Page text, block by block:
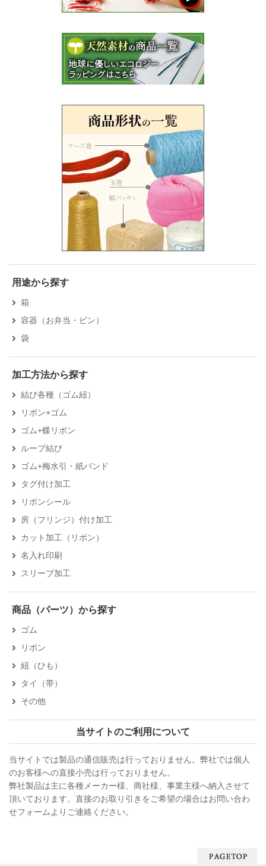
用途から探す
箱
容器（お弁当・ビン）
袋
加工方法から探す
結び各種（ゴム紐）
リボン+ゴム
ゴム+蝶リボン
ループ結び
ゴム+梅水引・紙バンド
タグ付け加工
リボンシール
房（フリンジ）付け加工
カット加工（リボン）
名入れ印刷
スリーブ加工
商品（パーツ）から探す
ゴム
リボン
紐（ひも）
タイ（帯）
その他
当サイトのご利用について
当サイトでは製品の通信販売は行っておりません。弊社では個人
のお客様への直接小売は行っておりません。
弊社製品は主に各種メーカー様、商社様、事業主様へ納入させて
頂いております。直接のお取り引きをご希望の場合はお問い合わ
せフォームよりご連絡ください。